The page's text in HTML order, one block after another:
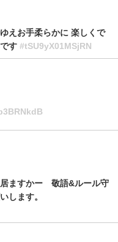
えお手柔らかに 楽しくで
す #tSU9yX01MSjRN
ますかー 敬語&ルール守
します。